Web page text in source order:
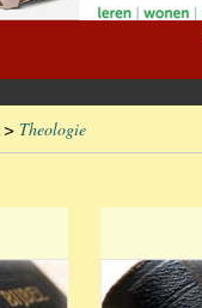
> Theologie